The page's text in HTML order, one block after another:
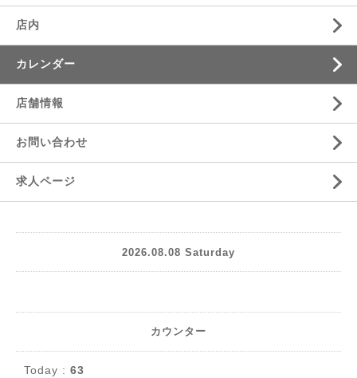
店内
カレンダー
店舗情報
お問い合わせ
求人ページ
2026.08.08 Saturday
カウンター
Today : 63